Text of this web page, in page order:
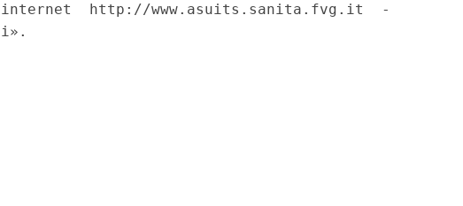
http://www.asuits.sanita.fvg.it  -